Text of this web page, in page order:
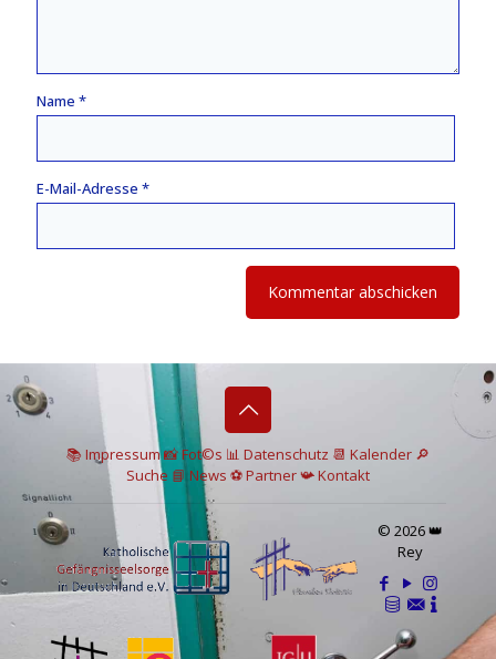
Name *
E-Mail-Adresse *
📚 Impressum📸Fot©s 📊 Datenschutz 📆 Kalender 🔎
Suche 📘 News ⚽Partner📯Kontakt
© 2026 👑
Rey